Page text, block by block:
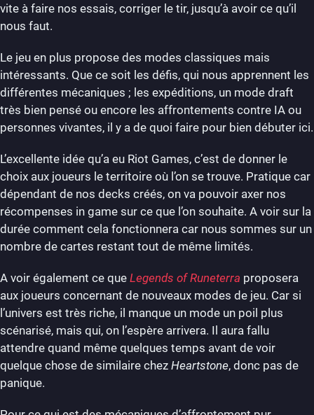
vite à faire nos essais, corriger le tir, jusqu’à avoir ce qu’il
nous faut.
Le jeu en plus propose des modes classiques mais
intéressants. Que ce soit les défis, qui nous apprennent les
différentes mécaniques ; les expéditions, un mode draft
très bien pensé ou encore les affrontements contre IA ou
personnes vivantes, il y a de quoi faire pour bien débuter ici.
L’excellente idée qu’a eu Riot Games, c’est de donner le
choix aux joueurs le territoire où l’on se trouve. Pratique car
dépendant de nos decks créés, on va pouvoir axer nos
récompenses in game sur ce que l’on souhaite. A voir sur la
durée comment cela fonctionnera car nous sommes sur un
nombre de cartes restant tout de même limités.
A voir également ce que Legends of Runeterra proposera
aux joueurs concernant de nouveaux modes de jeu. Car si
l’univers est très riche, il manque un mode un poil plus
scénarisé, mais qui, on l’espère arrivera. Il aura fallu
attendre quand même quelques temps avant de voir
quelque chose de similaire chez Heartstone, donc pas de
panique.